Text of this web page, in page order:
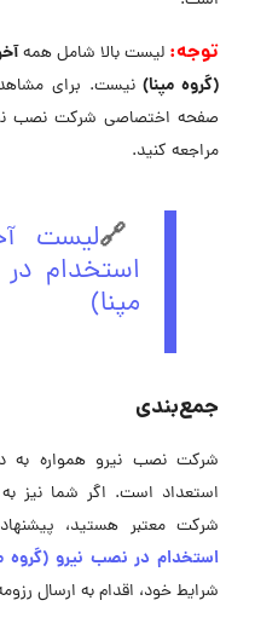
توجه: لیست بالا شامل همه
(گروه مپنا)نیست. برای
صفحه اختصاصی شرکت نصب
مراجعه کنید.
🔗لیست
استخدام
مپنا)
جمع‌بندی
شرکت نصب نیرو همواره به
استعداد است. اگر شما نیز
شرکت معتبر هستید،
استخدام در نصب نیرو (گروه
شرایط خود، اقدام به ارسال